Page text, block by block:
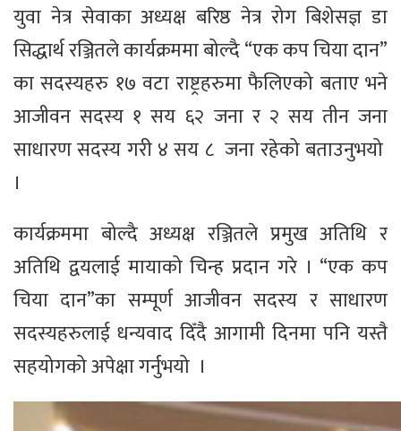
युवा नेत्र सेवाका अध्यक्ष बरिष्ठ नेत्र रोग बिशेसज्ञ डा
सिद्धार्थ रञ्जितले कार्यक्रममा बोल्दै “एक कप चिया दान”
का सदस्यहरु १७ वटा राष्ट्रहरुमा फैलिएको बताए भने
आजीवन सदस्य १ सय ६२ जना र २ सय तीन जना
साधारण सदस्य गरी ४ सय ८ जना रहेको बताउनुभयो
।
कार्यक्रममा बोल्दै अध्यक्ष रञ्जितले प्रमुख अतिथि र
अतिथि द्वयलाई मायाको चिन्ह प्रदान गरे । “एक कप
चिया दान”का सम्पूर्ण आजीवन सदस्य र साधारण
सदस्यहरुलाई धन्यवाद दिँदै आगामी दिनमा पनि यस्तै
सहयोगको अपेक्षा गर्नुभयो ।